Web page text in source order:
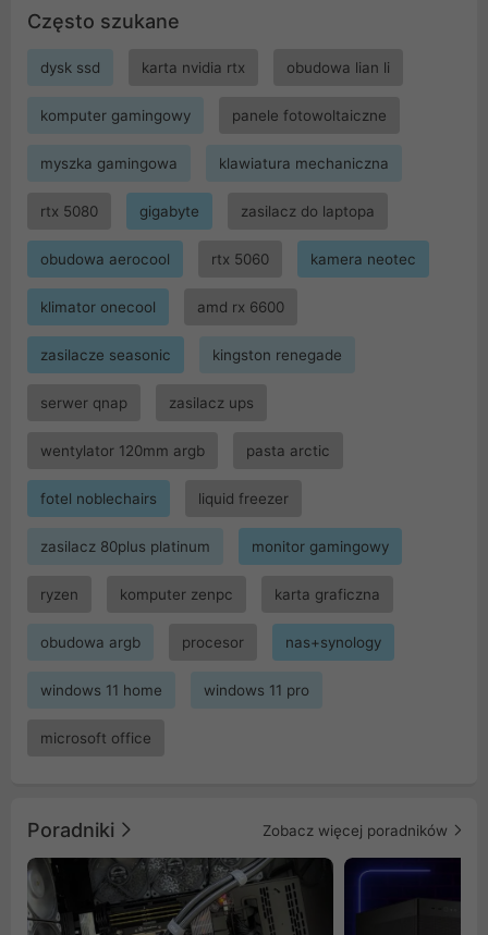
Często szukane
dysk ssd karta nvidia rtx obudowa lian li
komputer gamingowy panele fotowoltaiczne
myszka gamingowa klawiatura mechaniczna
rtx 5080 gigabyte zasilacz do laptopa
obudowa aerocool rtx 5060 kamera neotec
klimator onecool amd rx 6600
zasilacze seasonic kingston renegade
serwer qnap zasilacz ups
wentylator 120mm argb pasta arctic
fotel noblechairs liquid freezer
zasilacz 80plus platinum monitor gamingowy
ryzen komputer zenpc karta graficzna
obudowa argb procesor nas+synology
windows 11 home windows 11 pro
microsoft office
Poradniki Zobacz więcej poradników